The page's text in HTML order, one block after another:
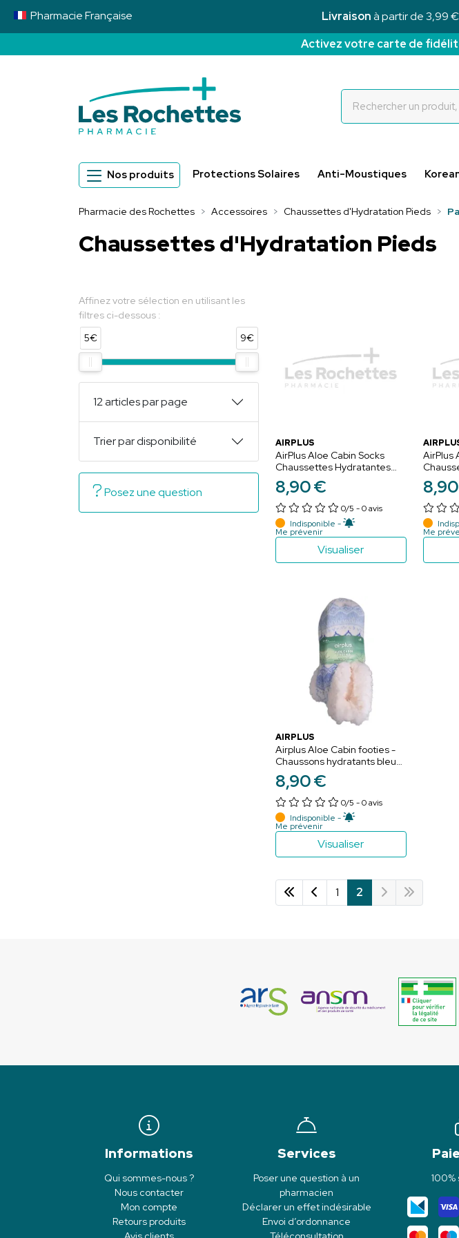
Livraisonà partir de 3,99
PharmacieFrançaise
Activez votre carte de
Nos produits Protections Solaires Anti-Moustiques
Pharmacie des Rochettes Accessoires Chaussettes d'Hydratation Pieds
Chaussettes d'Hydratation Pieds
AIRPLUS
AirPlus Aloe Cabin Socks
Chaussettes Hydratantes
Femme Cœur Bleu - 35-41
8,90€
0/5 - 0 avis
Indisponible -
Me prévenir
Visualiser
AirPlus
Femme
8,90
Me
AIRPLUS
Airplus Aloe Cabin footies -
Chaussons hydratants bleus
- Pointure 36-41
8,90€
0/5 - 0 avis
Indisponible -
Me prévenir
Visualiser
1 2
Affinez votre sélection en utilisant les
filtres ci-dessous :
5€
9€
12 articles par page
Trier par disponibilité
Posez une question
Informations
Qui sommes-nous ?
Nous contacter
Mon compte
Retours produits
Services
Poser une question à un
pharmacien
Déclarer un effet indésirable
Envoi d’ordonnance
100%